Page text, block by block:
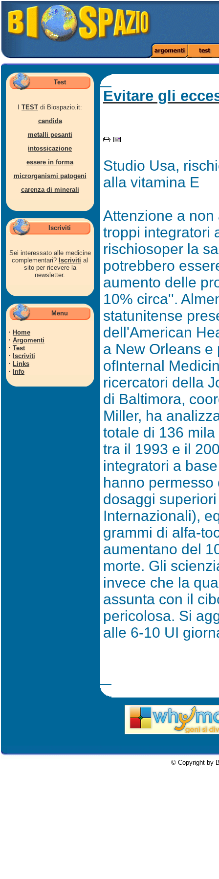
Test
TEST di Biospazio.it:
candida
metalli pesanti
intossicazione
essere in forma
microrganismi patogeni
carenza di minerali
Iscriviti
Sei interessato alle medicine
complementari? Iscriviti al
sito per ricevere la
newsletter.
Menu
· Home
· Argomenti
· Test
· Iscriviti
· Links
· Info
Evitare gli
Studio Usa,
alla vitamina E
Attenzione a
troppi integratori
rischiosoper la
potrebbero
aumento delle
10% circa''.
statunitense
dell'American
a New Orleans
ofInternal
ricercatori della
di Baltimora,
Miller, ha
totale di 136
tra il 1993 e il
integratori a
hanno
dosaggi
Internazionali),
grammi di alfa-
aumentano del
morte. Gli
invece che la
assunta con il
pericolosa. Si
alle 6-10 UI
© Copyright by